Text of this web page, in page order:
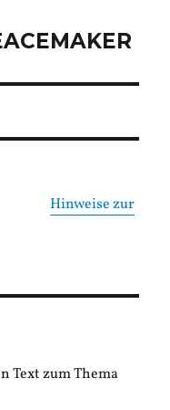
Hinweise zur
Text zum Thema